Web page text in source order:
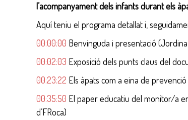
l’acompanyament dels infants durant els
Aquí teniu el programa detallat i,
00:00:00 Benvinguda i presentació (Jordina
00:02:03 Exposició dels punts claus del
00:23:22 Els àpats com a eina de prevenció
00:35:50 El paper educatiu del monitor/a
d’FRoca)